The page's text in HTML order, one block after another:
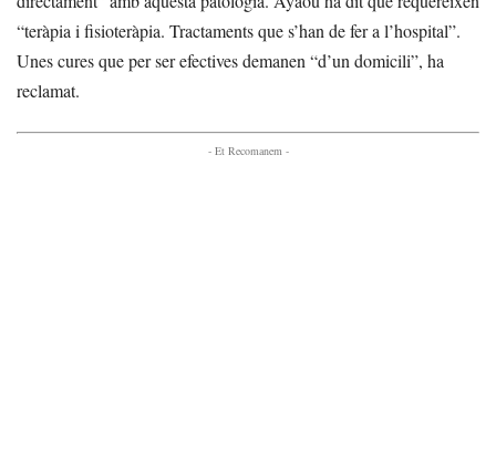
“teràpia i fisioteràpia. Tractaments que s’han de fer a l’hospital”.
Unes cures que per ser efectives demanen “d’un domicili”, ha
reclamat.
- Et Recomanem -